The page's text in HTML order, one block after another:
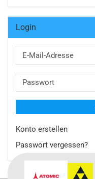
Login
E-
Mail-
Passwort
Konto erstellen
Passwort vergessen?